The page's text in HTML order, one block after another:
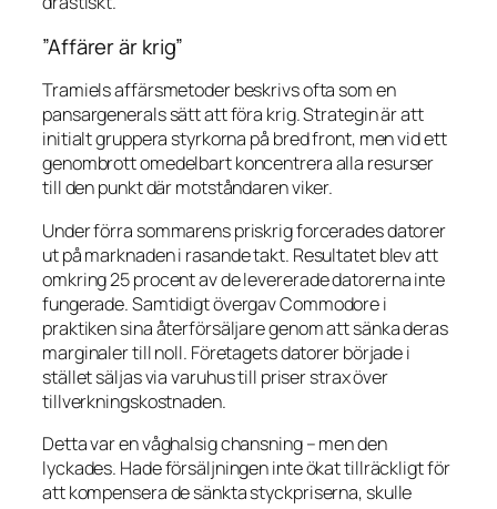
”Affärer är krig”
Tramiels affärsmetoder beskrivs ofta som en
pansargenerals sätt att föra krig. Strategin är att
initialt gruppera styrkorna på bred front, men vid ett
genombrott omedelbart koncentrera alla resurser
till den punkt där motståndaren viker.
Under förra sommarens priskrig forcerades datorer
ut på marknaden i rasande takt. Resultatet blev att
omkring 25 procent av de levererade datorerna inte
fungerade. Samtidigt övergav Commodore i
praktiken sina återförsäljare genom att sänka deras
marginaler till noll. Företagets datorer började i
stället säljas via varuhus till priser strax över
tillverkningskostnaden.
Detta var en våghalsig chansning – men den
lyckades. Hade försäljningen inte ökat tillräckligt för
att kompensera de sänkta styckpriserna, skulle